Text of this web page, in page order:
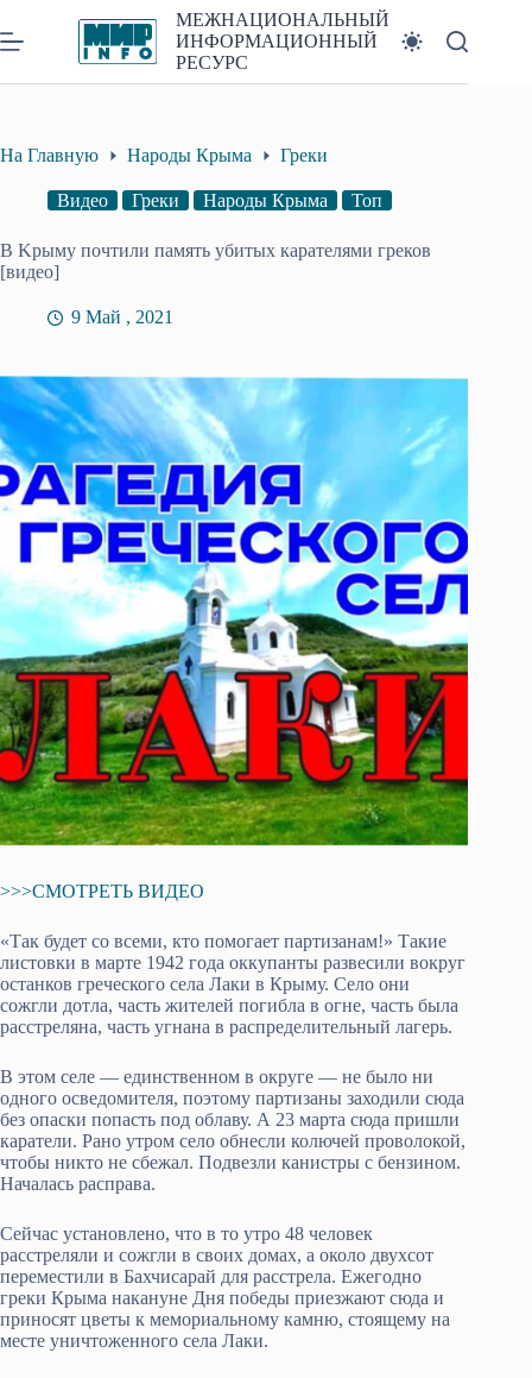
к
сути
МЕЖНАЦИОНАЛЬНЫЙ
ИНФОРМАЦИОННЫЙ
РЕСУРС
На Главную Народы Крыма Греки
Видео Греки Народы Крыма Топ
В Kрыму почтили память убитых карателями греков
[видео]
9 Май , 2021
>>>СМОТРЕТЬ ВИДЕО
«Так будет со всеми, кто помогает партизанам!» Такие
листовки в марте 1942 года оккупанты развесили вокруг
останков греческого села Лаки в Крыму. Село они
сожгли дотла, часть жителей погибла в огне, часть была
расстреляна, часть угнана в распределительный лагерь.
В этом селе — единственном в округе — не было ни
одного осведомителя, поэтому партизаны заходили сюда
без опаски попасть под облаву. А 23 марта сюда пришли
каратели. Рано утром село обнесли колючей проволокой,
чтобы никто не сбежал. Подвезли канистры с бензином.
Началась расправа.
Сейчас установлено, что в то утро 48 человек
расстреляли и сожгли в своих домах, а около двухсот
переместили в Бахчисарай для расстрела. Ежегодно
греки Крыма накануне Дня победы приезжают сюда и
приносят цветы к мемориальному камню, стоящему на
месте уничтоженного села Лаки.